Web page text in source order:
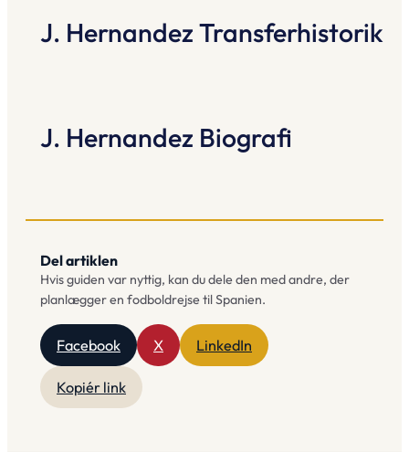
J. Hernandez Transferhistorik
J. Hernandez Biografi
Del artiklen
Hvis guiden var nyttig, kan du dele den med andre, der
planlægger en fodboldrejse til Spanien.
Facebook X LinkedIn
Kopiér link